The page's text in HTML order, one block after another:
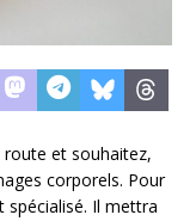
route et souhaitez,
corporels. Pour
spécialisé. Il mettra